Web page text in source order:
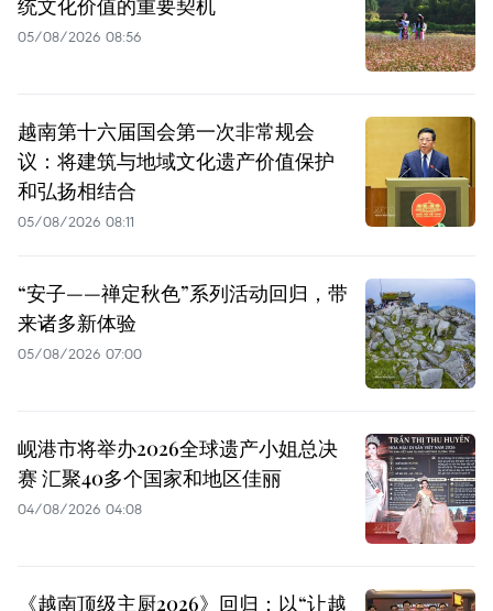
统文化价值的重要契机
05/08/2026 08:56
越南第十六届国会第一次非常规会
议：将建筑与地域文化遗产价值保护
和弘扬相结合
05/08/2026 08:11
“安子——禅定秋色”系列活动回归，带
来诸多新体验
05/08/2026 07:00
岘港市将举办2026全球遗产小姐总决
赛 汇聚40多个国家和地区佳丽
04/08/2026 04:08
《越南顶级主厨2026》回归：以“让越